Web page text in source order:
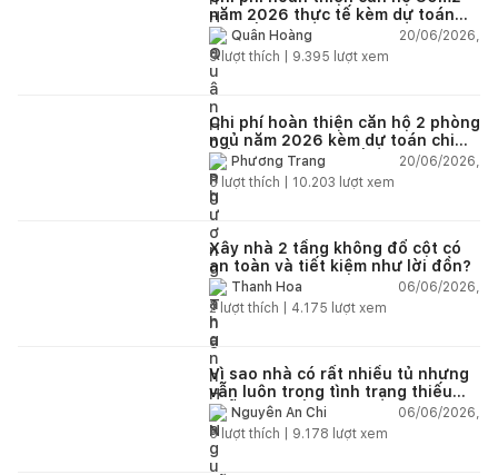
năm 2026 thực tế kèm dự toán
chi tiết từng hạng mục
Quân Hoàng
20/06/2026,
9lượt thích | 9.395 lượt xem
Chi phí hoàn thiện căn hộ 2 phòng
ngủ năm 2026 kèm dự toán chi
tiết và ví dụ thực tế
Phương Trang
20/06/2026,
5 lượt thích | 10.203 lượt xem
Xây nhà 2 tầng không đổ cột có
an toàn và tiết kiệm như lời đồn?
Thanh Hoa
06/06/2026,
2lượt thích | 4.175 lượt xem
Vì sao nhà có rất nhiều tủ nhưng
vẫn luôn trong tình trạng thiếu
chỗ chứa đồ?
Nguyễn An Chi
06/06/2026,
5lượt thích | 9.178 lượt xem